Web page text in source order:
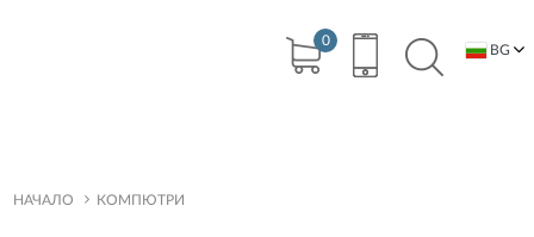
0
BG
НАЧАЛО КОМПЮТРИ